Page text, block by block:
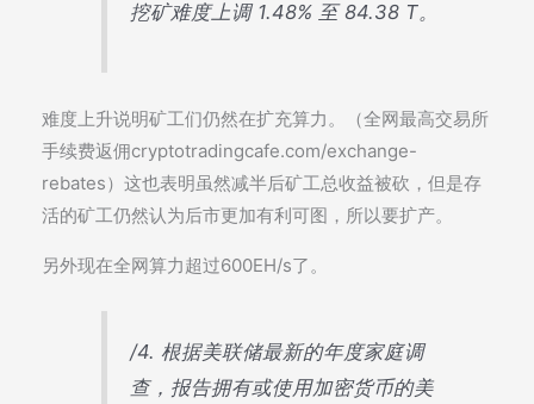
挖矿难度上调 1.48% 至 84.38 T。
难度上升说明矿工们仍然在扩充算力。（全网最高交易所
手续费返佣cryptotradingcafe.com/exchange-
rebates）这也表明虽然减半后矿工总收益被砍，但是存
活的矿工仍然认为后市更加有利可图，所以要扩产。
另外现在全网算力超过600EH/s了。
/4. 根据美联储最新的年度家庭调
查，报告拥有或使用加密货币的美